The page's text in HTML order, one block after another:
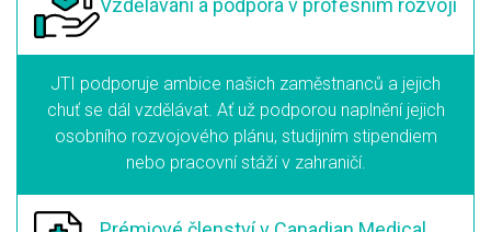
Vzdělávání a podpora v profesním rozvoji
JTI podporuje ambice našich zaměstnanců a jejich
chuť se dál vzdělávat. Ať už podporou naplnění jejich
osobního rozvojového plánu, studijním stipendiem
nebo pracovní stáží v zahraničí.